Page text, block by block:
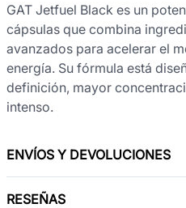
GAT Jetfuel Black es un
cápsulas que combina
avanzados para acelerar el
energía. Su fórmula está
definición, mayor
intenso.
ENVÍOS Y DEVOLUCIONES
RESEÑAS